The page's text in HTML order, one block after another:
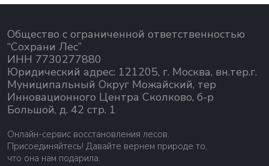
Общество с ограниченной ответственностью
“Сохрани Лес”
ИНН 7730277880
Юридический адрес: 121205, г. Москва, вн.тер.г.
Муниципальный Округ Можайский, тер
Инновационного Центра Сколково, б-р
Большой, д. 42 стр. 1
Онлайн-сервис восстановления лесов.
Присоединяйтесь! Давайте вернем природе то,
что она нам подарила.